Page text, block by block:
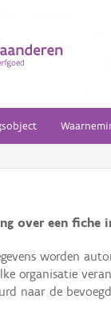
over een fiche
worden
organisatie
naar de